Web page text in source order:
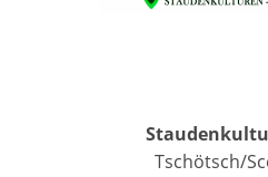
Tschötsch/